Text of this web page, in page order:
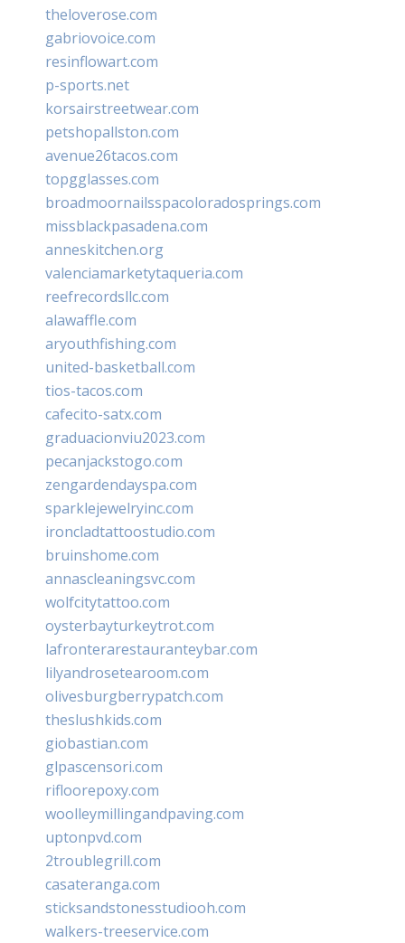
theloverose.com
gabriovoice.com
resinflowart.com
p-sports.net
korsairstreetwear.com
petshopallston.com
avenue26tacos.com
topgglasses.com
broadmoornailsspacoloradosprings.com
missblackpasadena.com
anneskitchen.org
valenciamarketytaqueria.com
reefrecordsllc.com
alawaffle.com
aryouthfishing.com
united-basketball.com
tios-tacos.com
cafecito-satx.com
graduacionviu2023.com
pecanjackstogo.com
zengardendayspa.com
sparklejewelryinc.com
ironcladtattoostudio.com
bruinshome.com
annascleaningsvc.com
wolfcitytattoo.com
oysterbayturkeytrot.com
lafronterarestauranteybar.com
lilyandrosetearoom.com
olivesburgberrypatch.com
theslushkids.com
giobastian.com
glpascensori.com
rifloorepoxy.com
woolleymillingandpaving.com
uptonpvd.com
2troublegrill.com
casateranga.com
sticksandstonesstudiooh.com
walkers-treeservice.com